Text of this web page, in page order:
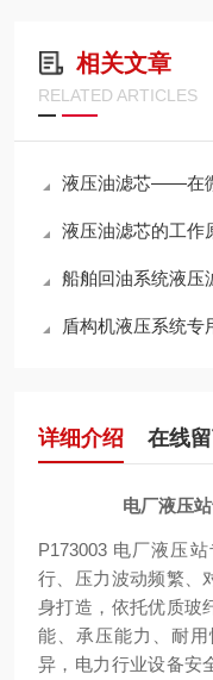
相关文章
RELATED ARTICLES
液压油滤芯——在微
液压油滤芯的工作
船舶回油系统液压
盾构机液压系统专
详细介绍 在线
电厂液压
P173003 电厂液压
行、压力波动频繁、
身打造，依托优质玻
能、承压能力、耐
异，电力行业设备安